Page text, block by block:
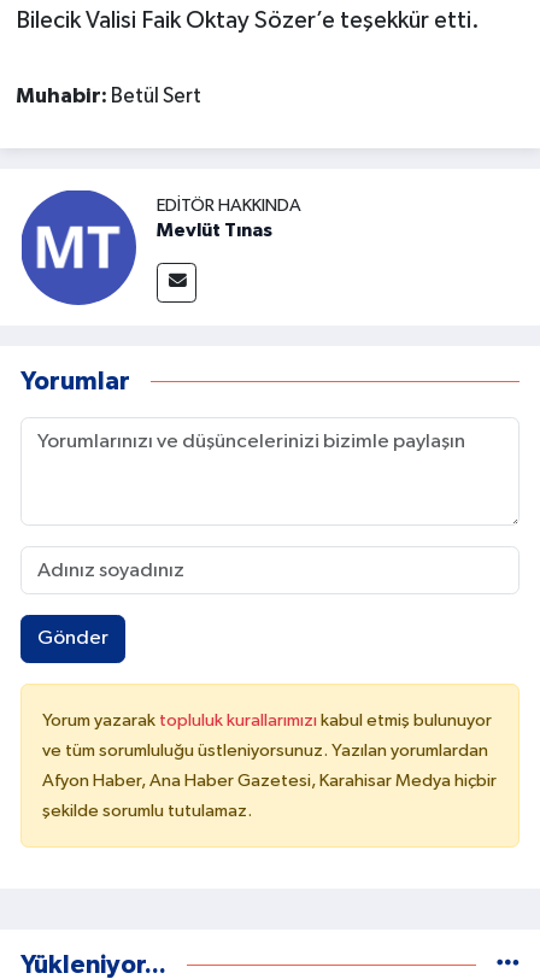
Bilecik Valisi Faik Oktay Sözer’e teşekkür etti.
Muhabir: Betül Sert
EDITÖR HAKKINDA
Mevlüt Tınas
Yorumlar
Gönder
Yorum yazarak topluluk kurallarımızı kabul etmiş bulunuyor
ve tüm sorumluluğu üstleniyorsunuz. Yazılan yorumlardan
Afyon Haber, Ana Haber Gazetesi, Karahisar Medya hiçbir
şekilde sorumlu tutulamaz.
Yükleniyor...